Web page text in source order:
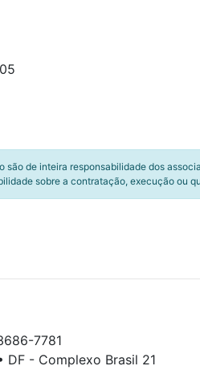
de inteira responsabilidade dos
sobre a contratação, execução ou
7781
DF - Complexo Brasil 21